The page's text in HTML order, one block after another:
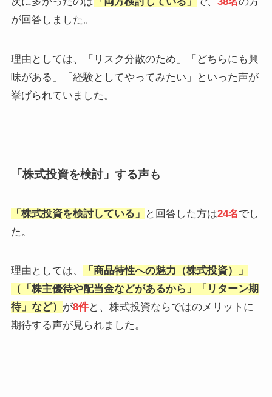
が回答しました。
理由としては、「リスク分散のため」「どちらにも興
味がある」「経験としてやってみたい」といった声が
挙げられていました。
「株式投資を検討」する声も
「 株式投資を検討している 」 と回答した方は24名でし
た。
理由としては、
「商品特性への魅力（株式投資）」
（「株主優待や配当金などがあるから」「リターン期
待」など） が8件と、株式投資ならではのメリットに
期待する声が見られました。